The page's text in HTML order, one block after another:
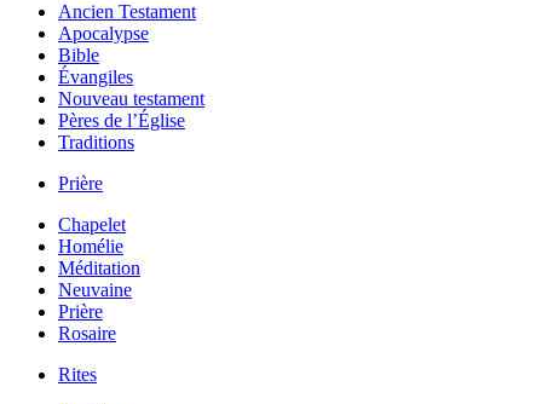
Ancien Testament
Apocalypse
Bible
Évangiles
Nouveau testament
Pères de l’Église
Traditions
Prière
Chapelet
Homélie
Méditation
Neuvaine
Prière
Rosaire
Rites